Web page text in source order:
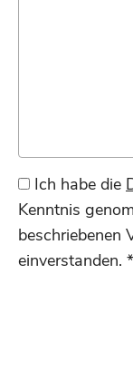
Ich habe die
Kenntnis
beschriebenen
einverstanden. *